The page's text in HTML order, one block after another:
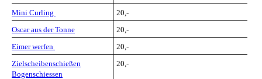
Mini Curling
20,-
Oscar aus der Tonne
20,-
Eimer werfen
20,-
Zielscheibenschießen
Bogenschiessen
20,-